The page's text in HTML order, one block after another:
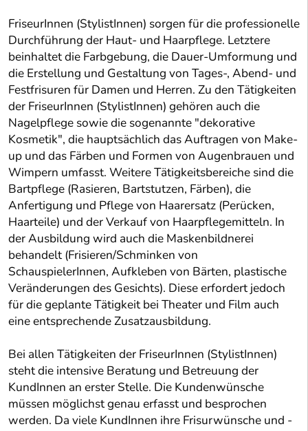
FriseurInnen (StylistInnen) sorgen für die professionelle
Durchführung der Haut- und Haarpflege. Letztere
beinhaltet die Farbgebung, die Dauer-Umformung und
die Erstellung und Gestaltung von Tages-, Abend- und
Festfrisuren für Damen und Herren. Zu den Tätigkeiten
der FriseurInnen (StylistInnen) gehören auch die
Nagelpflege sowie die sogenannte "dekorative
Kosmetik", die hauptsächlich das Auftragen von Make-
up und das Färben und Formen von Augenbrauen und
Wimpern umfasst. Weitere Tätigkeitsbereiche sind die
Bartpflege (Rasieren, Bartstutzen, Färben), die
Anfertigung und Pflege von Haarersatz (Perücken,
Haarteile) und der Verkauf von Haarpflegemitteln. In
der Ausbildung wird auch die Maskenbildnerei
behandelt (Frisieren/Schminken von
SchauspielerInnen, Aufkleben von Bärten, plastische
Veränderungen des Gesichts). Diese erfordert jedoch
für die geplante Tätigkeit bei Theater und Film auch
eine entsprechende Zusatzausbildung.
Bei allen Tätigkeiten der FriseurInnen (StylistInnen)
steht die intensive Beratung und Betreuung der
KundInnen an erster Stelle. Die Kundenwünsche
müssen möglichst genau erfasst und besprochen
werden. Da viele KundInnen ihre Frisurwünsche und -